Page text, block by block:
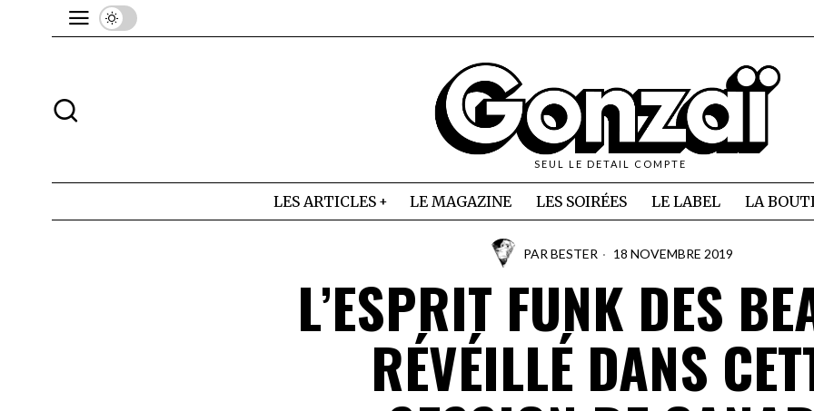
SEUL LE DETAIL COMPTE
LES ARTICLES LE MAGAZINE LES SOIRÉES LE LABEL LA
PAR BESTER 18 NOVEMBRE 2019
L’ESPRIT FUNK DES
RÉVÉILLÉ DANS